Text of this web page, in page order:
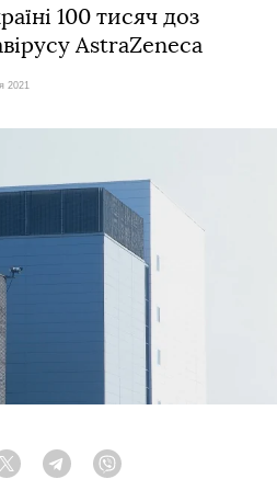
100 тисяч доз
AstraZeneca
2021
Twitter Telegram